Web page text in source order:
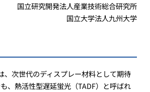
国立研究開発法人産業技術総合研究所
国立大学法人九州大学
、次世代のディスプレー材料として期待
、熱活性型遅延蛍光（TADF）と呼ばれ